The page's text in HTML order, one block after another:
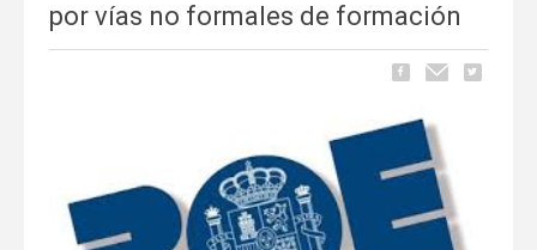
por vías no formales de formación